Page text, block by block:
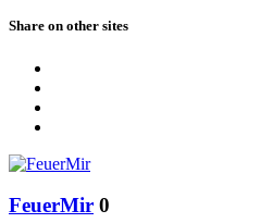
Share on other sites
FeuerMir 0